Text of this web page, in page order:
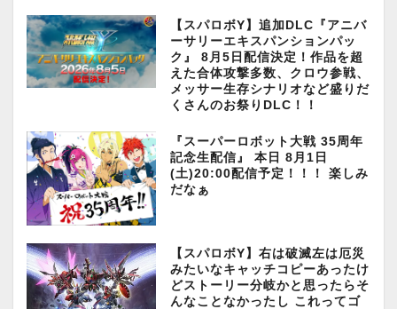
【スパロボY】追加DLC『アニバ
ーサリーエキスパンションパッ
ク』 8月5日配信決定！作品を超
えた合体攻撃多数、クロウ参戦、
メッサー生存シナリオなど盛りだ
くさんのお祭りDLC！！
『スーパーロボット大戦 35周年
記念生配信』 本日 8月1日
(土)20:00配信予定！！！ 楽しみ
だなぁ
【スパロボY】右は破滅左は厄災
みたいなキャッチコピーあったけ
どストーリー分岐かと思ったらそ
んなことなかったし これってゴ